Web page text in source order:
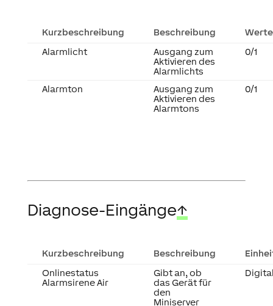
Kurzbeschreibung Beschreibung
Alarmlicht
Ausgang zum
Aktivieren des
Alarmlichts
0/1
Alarmton
Ausgang zum
Aktivieren des
Alarmtons
0/1
Diagnose-Eingänge↑
Kurzbeschreibung Beschreibung
Onlinestatus
Alarmsirene Air
Gibt an, ob
das Gerät für
den
Miniserver